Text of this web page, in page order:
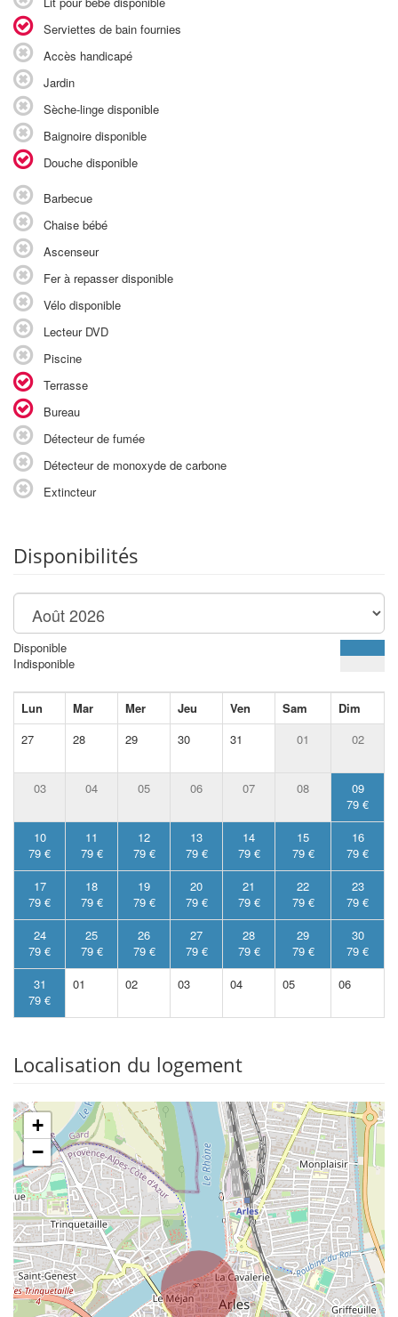
Serviettes de bain fournies
Accès handicapé
Jardin
Sèche-linge disponible
Baignoire disponible
Douche disponible
Barbecue
Chaise bébé
Ascenseur
Fer à repasser disponible
Vélo disponible
Lecteur DVD
Piscine
Terrasse
Bureau
Détecteur de fumée
Détecteur de monoxyde de carbone
Extincteur
Disponibilités
Disponible
Indisponible
Lun Mar Mer Jeu Ven Sam
Dim
27
28 29 30 31 01 02
03 04 05 06 07 08
09
79 €
10
79 €
11
79 €
12
79 €
13
79 €
14
79 €
15
79 €
16
79 €
17
79 €
18
79 €
19
79 €
20
79 €
21
79 €
22
79 €
23
79 €
24
79 €
25
79 €
26
79 €
27
79 €
28
79 €
29
79 €
30
79 €
31
79 €
01 02 03 04 05 06
Localisation du logement
+
−